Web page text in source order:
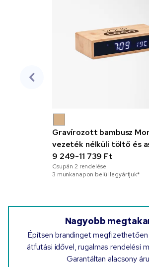
Gravírozott bambusz
vezeték nélküli töltő és
9 249-11 739 Ft
Csupán2 rendelése
3 munkanapon belül legyártjuk*
Nagyobb
Építsen brandinget
átfutási idővel, rugalmas rendelési
Garantáltan alacsony